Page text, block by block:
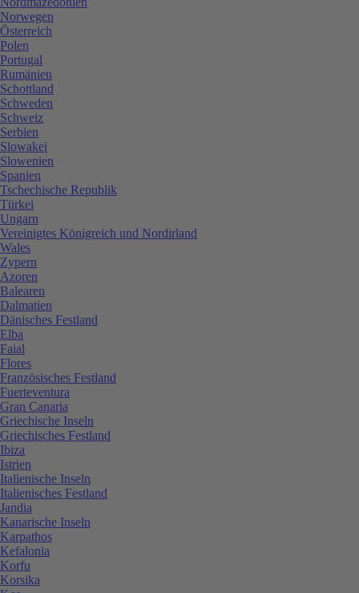
Norwegen
Österreich
Polen
Portugal
Rumänien
Schottland
Schweden
Schweiz
Serbien
Slowakei
Slowenien
Spanien
Tschechische Republik
Türkei
Ungarn
Vereinigtes Königreich und Nordirland
Wales
Zypern
Azoren
Balearen
Dalmatien
Dänisches Festland
Elba
Faial
Flores
Französisches Festland
Fuerteventura
Gran Canaria
Griechische Inseln
Griechisches Festland
Ibiza
Istrien
Italienische Inseln
Italienisches Festland
Jandia
Kanarische Inseln
Karpathos
Kefalonia
Korfu
Korsika